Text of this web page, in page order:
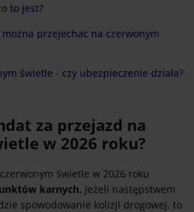
to jest?
przejechać na czerwonym
świetle - czy ubezpieczenie działa?
za przejazd na
w 2026 roku?
świetle w 2026 roku
karnych. Jeżeli następstwem
spowodowanie kolizji drogowej, to